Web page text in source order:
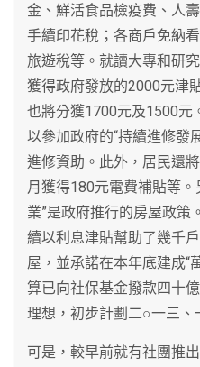
金、鮮活食品檢疫費、人
手續印花稅；各商戶免納
旅遊稅等。就讀大專和研
獲得政府發放的2000元津
也將分獲1700元及1500元
以參加政府的“持續進修發
進修資助。此外，居民還
月獲得180元電費補貼等
業”是政府推行的房屋政策
續以利息津貼幫助了幾千
屋，並承諾在本年底建成“
算已向社保基金撥款四十
理想，初步計劃二○一三、
可是，較早前就有社團推